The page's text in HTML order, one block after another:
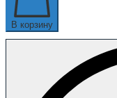
В корзину